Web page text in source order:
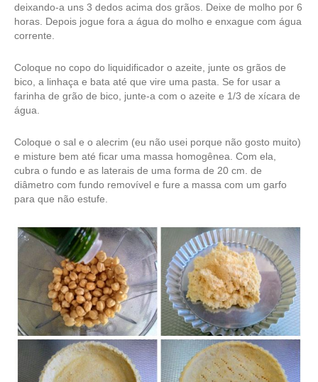
deixando-a uns 3 dedos acima dos grãos. Deixe de molho por 6
horas. Depois jogue fora a água do molho e enxague com água
corrente.
Coloque no copo do liquidificador o azeite, junte os grãos de
bico, a linhaça e bata até que vire uma pasta. Se for usar a
farinha de grão de bico, junte-a com o azeite e 1/3 de xícara de
água.
Coloque o sal e o alecrim (eu não usei porque não gosto muito)
e misture bem até ficar uma massa homogênea. Com ela,
cubra o fundo e as laterais de uma forma de 20 cm. de
diâmetro com fundo removível e fure a massa com um garfo
para que não estufe.